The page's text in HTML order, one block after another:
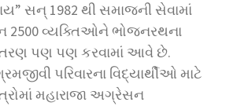
સન્ 1982 થી સમાજની સેવામાં
2500 વ્યક્તિઓને ભોજનરથના
પણ પણ કરવામાં આવે છે.
પરિવારના વિદ્યાર્થીઓ માટે
મહારાજા અગ્રેસન